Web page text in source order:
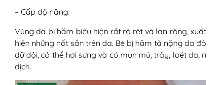
– Cấp độ nặng:
Vùng da bị hăm biểu hiện rất rõ rệt và lan rộng, xuất
hiện những nốt sần trên da. Bé bị hăm tã nặng da đỏ
dữ dội, có thể hơi sưng và có mụn mủ, trầy, loét da, rỉ
dịch.